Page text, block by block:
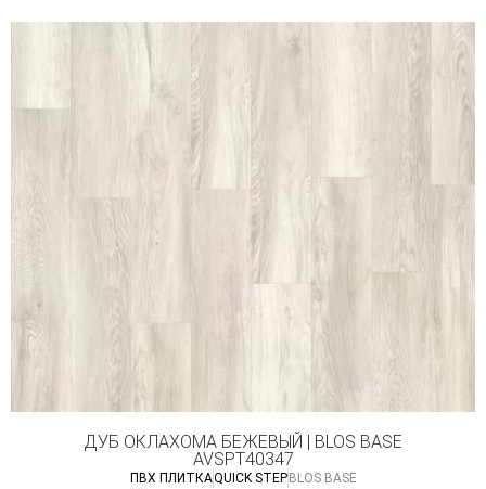
ДУБ ОКЛАХОМА БЕЖЕВЫЙ | BLOS BASE
AVSPT40347
ПВХ ПЛИТКАQUICK STEP BLOS BASE